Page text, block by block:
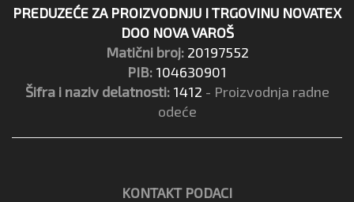
PREDUZEĆE ZA PROIZVODNJU I TRGOVINU NOVATEX
DOO NOVA VAROŠ
Matični broj: 20197552
PIB: 104630901
Šifra i naziv delatnosti: 1412 - Proizvodnja radne
odeće
KONTAKT PODACI